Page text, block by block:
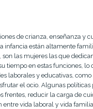
de crianza, enseñanza y
infancia están altamente
son las mujeres las que
tiempo en estas funciones, lo
laborales y educativas,
el ocio. Algunas políticas
frentes, reducir la carga de
entre vida laboral y vida